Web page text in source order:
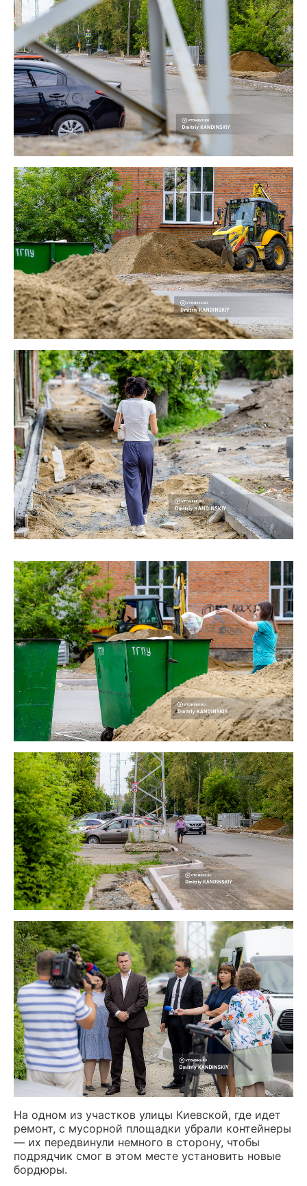
На одном из участков улицы Киевской, где идет
ремонт, с мусорной площадки убрали контейнеры
— их передвинули немного в сторону, чтобы
подрядчик смог в этом месте установить новые
бордюры.